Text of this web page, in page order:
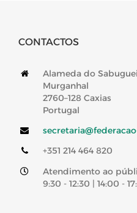
CONTACTOS
Alameda do
Murganhal
2760–128 Caxias
Portugal
+351 214 464 820
Atendimento ao
9:30 - 12:30 | 14:00 -